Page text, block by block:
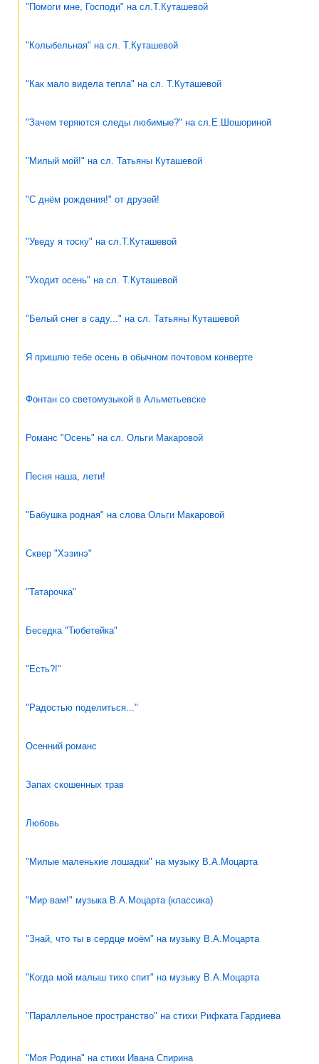
"Помоги мне, Господи" на сл.Т.Куташевой
"Колыбельная" на сл. Т.Куташевой
"Как мало видела тепла" на сл. Т.Куташевой
"Зачем теряются следы любимые?" на сл.Е.Шошориной
"Милый мой!" на сл. Татьяны Куташевой
"С днём рождения!" от друзей!
"Уведу я тоску" на сл.Т.Куташевой
"Уходит осень" на сл. Т.Куташевой
"Белый снег в саду..." на сл. Татьяны Куташевой
Я пришлю тебе осень в обычном почтовом конверте
Фонтан со светомузыкой в Альметьевске
Романс "Осень" на сл. Ольги Макаровой
Песня наша, лети!
"Бабушка родная" на слова Ольги Макаровой
Сквер "Хэзинэ"
"Татарочка"
Беседка "Тюбетейка"
"Есть?!"
"Радостью поделиться..."
Осенний романс
Запах скошенных трав
Любовь
"Милые маленькие лошадки" на музыку В.А.Моцарта
"Мир вам!" музыка В.А.Моцарта (классика)
"Знай, что ты в сердце моём" на музыку В.А.Моцарта
"Когда мой малыш тихо спит" на музыку В.А.Моцарта
"Параллельное пространство" на стихи Рифката Гардиева
"Моя Родина" на стихи Ивана Спирина